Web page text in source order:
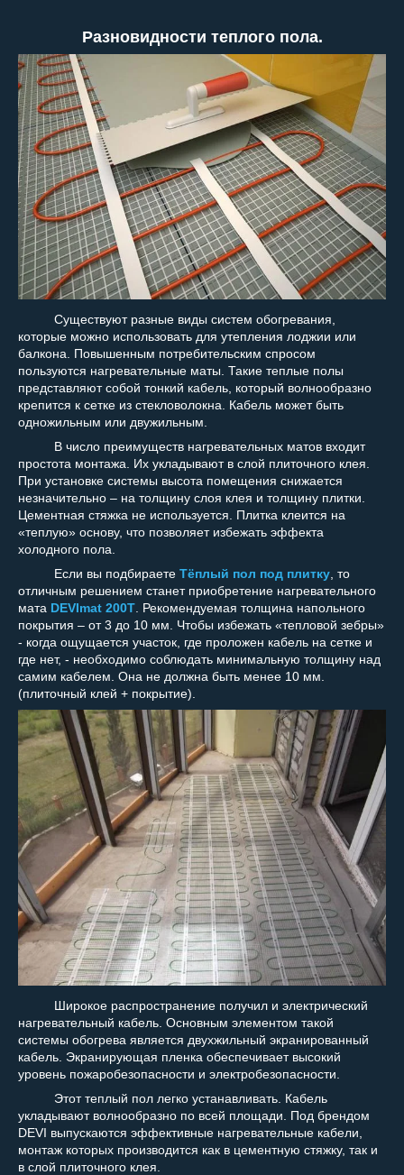
Разновидности теплого пола.
Существуют разные виды систем обогревания,
которые можно использовать для утепления лоджии или
балкона. Повышенным потребительским спросом
пользуются нагревательные маты. Такие теплые полы
представляют собой тонкий кабель, который волнообразно
крепится к сетке из стекловолокна. Кабель может быть
одножильным или двужильным.
В число преимуществ нагревательных матов входит
простота монтажа. Их укладывают в слой плиточного клея.
При установке системы высота помещения снижается
незначительно – на толщину слоя клея и толщину плитки.
Цементная стяжка не используется. Плитка клеится на
«теплую» основу, что позволяет избежать эффекта
холодного пола.
Если вы подбираете Тёплый пол под плитку , то
отличным решением станет приобретение нагревательного
мата DEVImat 200T . Рекомендуемая толщина напольного
покрытия – от 3 до 10 мм. Чтобы избежать «тепловой зебры»
- когда ощущается участок, где проложен кабель на сетке и
где нет, - необходимо соблюдать минимальную толщину над
самим кабелем. Она не должна быть менее 10 мм.
(плиточный клей + покрытие).
Широкое распространение получил и электрический
нагревательный кабель. Основным элементом такой
системы обогрева является двухжильный экранированный
кабель. Экранирующая пленка обеспечивает высокий
уровень пожаробезопасности и электробезопасности.
Этот теплый пол легко устанавливать. Кабель
укладывают волнообразно по всей площади. Под брендом
DEVI выпускаются эффективные нагревательные кабели,
монтаж которых производится как в цементную стяжку, так и
в слой плиточного клея.